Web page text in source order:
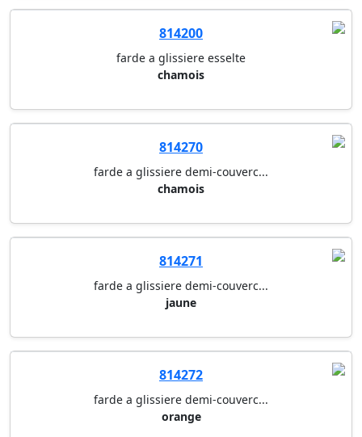
814200
farde a glissiere esselte
chamois
814270
farde a glissiere demi-couverc...
chamois
814271
farde a glissiere demi-couverc...
jaune
814272
farde a glissiere demi-couverc...
orange